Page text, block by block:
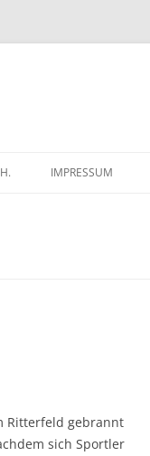
IMPRESSUM
Ritterfeld gebrannt
sich Sportler